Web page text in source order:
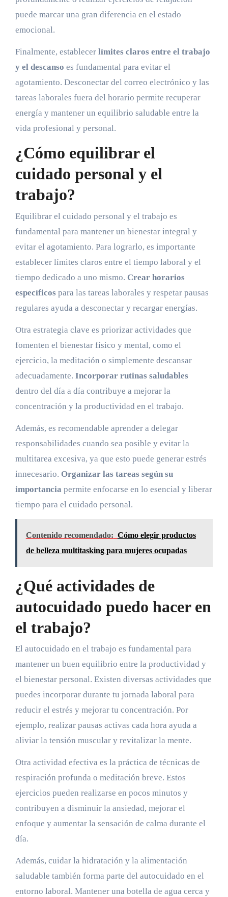
puede marcar una gran diferencia en el estado
emocional.
Finalmente, establecer límites claros entre el trabajo
y el descanso es fundamental para evitar el
agotamiento. Desconectar del correo electrónico y las
tareas laborales fuera del horario permite recuperar
energía y mantener un equilibrio saludable entre la
vida profesional y personal.
¿Cómo equilibrar el
cuidado personal y el
trabajo?
Equilibrar el cuidado personal y el trabajo es
fundamental para mantener un bienestar integral y
evitar el agotamiento. Para lograrlo, es importante
establecer límites claros entre el tiempo laboral y el
tiempo dedicado a uno mismo. Crear horarios
específicos para las tareas laborales y respetar pausas
regulares ayuda a desconectar y recargar energías.
Otra estrategia clave es priorizar actividades que
fomenten el bienestar físico y mental, como el
ejercicio, la meditación o simplemente descansar
adecuadamente. Incorporar rutinas saludables
dentro del día a día contribuye a mejorar la
concentración y la productividad en el trabajo.
Además, es recomendable aprender a delegar
responsabilidades cuando sea posible y evitar la
multitarea excesiva, ya que esto puede generar estrés
innecesario. Organizar las tareas según su
importancia permite enfocarse en lo esencial y liberar
tiempo para el cuidado personal.
Contenido recomendado: Cómo elegir productos
de belleza multitasking para mujeres ocupadas
¿Qué actividades de
autocuidado puedo hacer en
el trabajo?
El autocuidado en el trabajo es fundamental para
mantener un buen equilibrio entre la productividad y
el bienestar personal. Existen diversas actividades que
puedes incorporar durante tu jornada laboral para
reducir el estrés y mejorar tu concentración. Por
ejemplo, realizar pausas activas cada hora ayuda a
aliviar la tensión muscular y revitalizar la mente.
Otra actividad efectiva es la práctica de técnicas de
respiración profunda o meditación breve. Estos
ejercicios pueden realizarse en pocos minutos y
contribuyen a disminuir la ansiedad, mejorar el
enfoque y aumentar la sensación de calma durante el
día.
Además, cuidar la hidratación y la alimentación
saludable también forma parte del autocuidado en el
entorno laboral. Mantener una botella de agua cerca y